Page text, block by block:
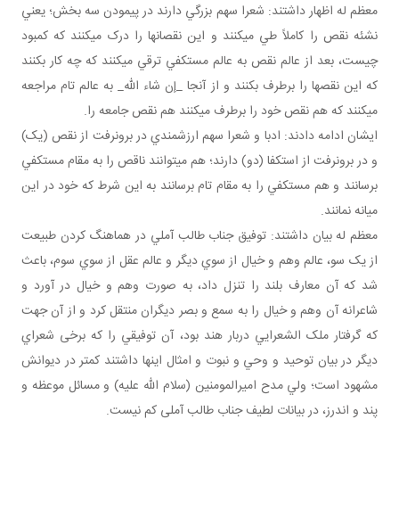
معظم له اظهار داشتند: شعرا سهم بزرگي دارند در پيمودن سه بخش؛ يعني
نشئه نقص را کاملاً طي مي کنند و اين نقصان ها را درک مي کنند که کمبود
چيست، بعد از عالم نقص به عالم مستکفي ترقي مي کنند که چه کار بکنند
که اين نقص ها را برطرف بکنند و از آنجا _إن شاء الله_ به عالم تام مراجعه
مي کنند که هم نقص خود را برطرف مي کنند هم نقص جامعه را.
ایشان ادامه دادند: ادبا و شعرا سهم ارزشمندي در برون رفت از نقص (يک)
و در برون رفت از استکفا (دو) دارند؛ هم مي توانند ناقص را به مقام مستکفي
برسانند و هم مستکفي را به مقام تام برسانند به اين شرط که خود در اين
ميانه نمانند.
معظم له بیان داشتند: توفيق جناب طالب آملي در هماهنگ کردن طبيعت
از يک سو، عالم وهم و خيال از سوي ديگر و عالم عقل از سوي سوم، باعث
شد که آن معارف بلند را تنزل داد، به صورت وهم و خيال در آورد و
شاعرانه آن وهم و خيال را به سمع و بصر ديگران منتقل کرد و از آن جهت
که گرفتار ملک الشعرايي دربار هند بود، آن توفيقي را که برخی شعراي
ديگر در بيان توحيد و وحي و نبوت و امثال اينها داشتند کمتر در ديوانش
مشهود است؛ ولي مدح اميرالمومنين (سلام الله عليه) و مسائل موعظه و
پند و اندرز، در بيانات لطيف جناب طالب آملی کم نيست.